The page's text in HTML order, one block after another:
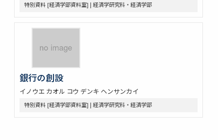
特別資料 [経済学部資料室] | 経済学研究科・経済学部
銀行の創設
イノウエ カオル コウ デンキ ヘンサンカイ
特別資料 [経済学部資料室] | 経済学研究科・経済学部